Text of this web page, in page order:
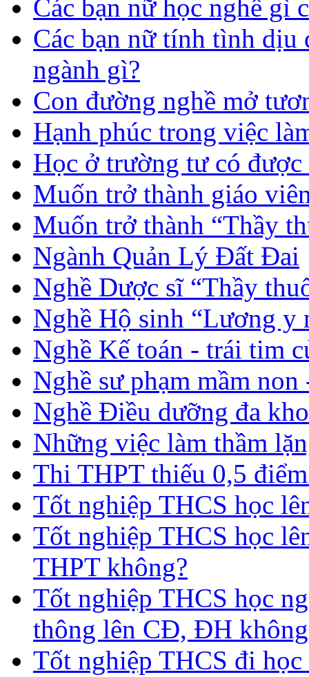
Các bạn nữ học nghề gì
Các bạn nữ tính tình dịu
ngành gì?
Con đường nghề mở
Hạnh phúc trong việc
Học ở trường tư có
Muốn trở thành giáo
Muốn trở thành “Thầy
Ngành Quản Lý Đất Đai
Nghề Dược sĩ “Thầy
Nghề Hộ sinh “Lương y
Nghề Kế toán - trái tim
Nghề sư phạm mầm
Nghề Điều dưỡng đa
Những việc làm thầm
Thi THPT thiếu 0,5
Tốt nghiệp THCS học
Tốt nghiệp THCS học
THPT không?
Tốt nghiệp THCS học
thông lên CĐ, ĐH
Tốt nghiệp THCS đi học